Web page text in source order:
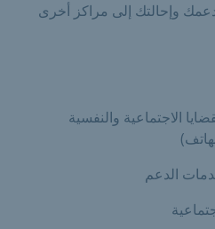
وإحالتك إلى مراكز أخرى
الاجتماعية والنفسية
الدعم